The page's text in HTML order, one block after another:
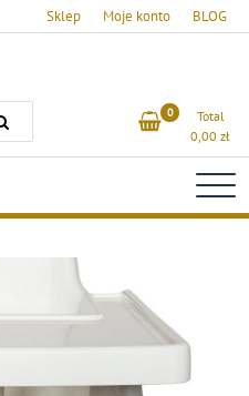
Sklep Moje konto BLOG
0
Total
0,00 zł